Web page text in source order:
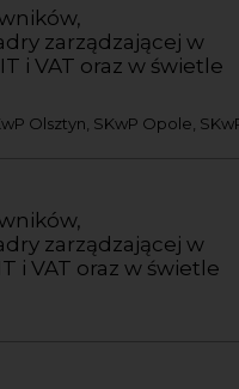
zarządzającej w
i VAT oraz w świetle
Olsztyn, SKwP Opole,
zarządzającej w
i VAT oraz w świetle